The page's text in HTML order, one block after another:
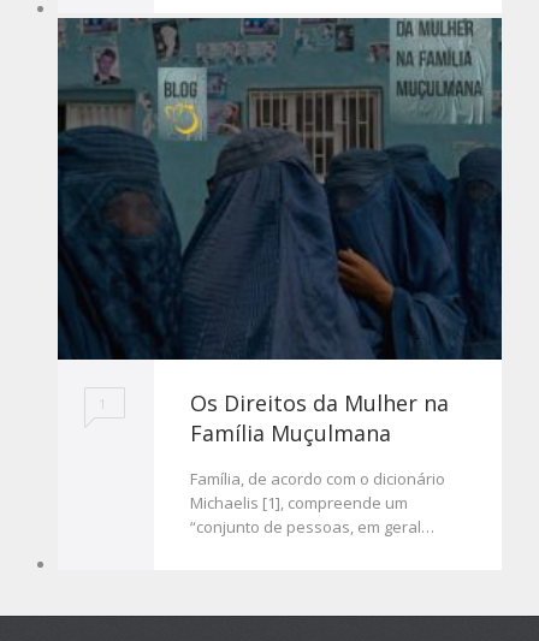
1
Os Direitos da Mulher na
Família Muçulmana
Família, de acordo com o dicionário
Michaelis [1], compreende um
“conjunto de pessoas, em geral…